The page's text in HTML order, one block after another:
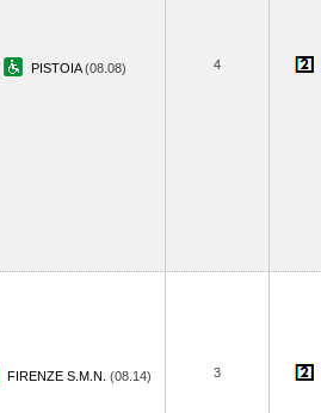
PISTOIA(08.08) 4
FIRENZE S.M.N. (08.14) 3